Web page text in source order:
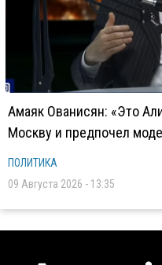
Амаяк Ованисян: «Это
Москву и предпочел
ПОЛИТИКА
09 Августа 2026 - 13:35